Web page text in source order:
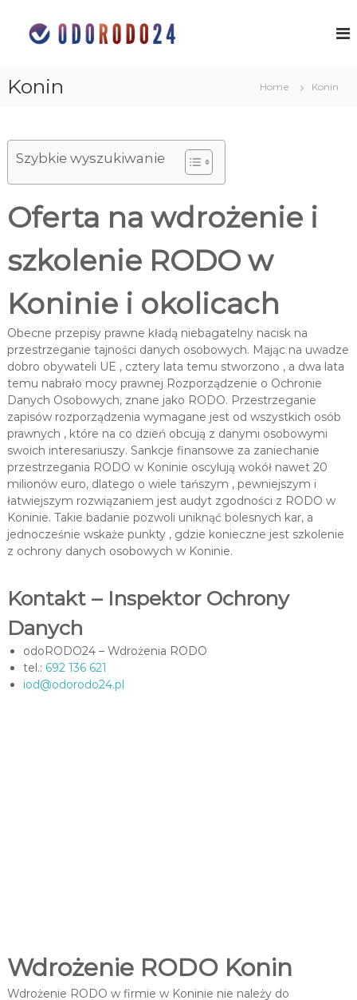
a
d
a
y
h
o
s
o
b
o
w
y
c
h
w
p
r
a
k
t
e
a
n
y
c
o
s
b
o
y
c
w
ś
w
i
e
t
l
r
z
m
i
e
a
j
y
O
.
Konin Home Konin
Szybkie wyszukiwanie
Oferta na wdrożenie i
szkolenie RODO w
Koninie i okolicach
Obecne przepisy prawne kładą niebagatelny nacisk na
przestrzeganie tajności danych osobowych. Mając na uwadze
dobro obywateli UE , cztery lata temu stworzono , a dwa lata
temu nabrało mocy prawnej Rozporządzenie o Ochronie
Danych Osobowych, znane jako RODO. Przestrzeganie
zapisów rozporządzenia wymagane jest od wszystkich osób
prawnych , które na co dzień obcują z danymi osobowymi
swoich interesariuszy. Sankcje finansowe za zaniechanie
przestrzegania RODO w Koninie oscylują wokół nawet 20
milionów euro, dlatego o wiele tańszym , pewniejszym i
łatwiejszym rozwiązaniem jest audyt zgodności z RODO w
Koninie. Takie badanie pozwoli uniknąć bolesnych kar, a
jednocześnie wskaże punkty , gdzie konieczne jest szkolenie
z ochrony danych osobowych w Koninie.
Kontakt – Inspektor Ochrony
Danych
odoRODO24 – Wdrożenia RODO
tel.: 692 136 621
iod@odorodo24.pl
Wdrożenie RODO Konin
Wdrożenie RODO w firmie w Koninie nie należy do